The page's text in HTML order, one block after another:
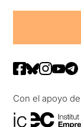
Con el apoyo de